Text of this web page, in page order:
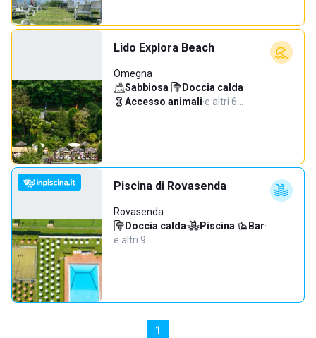
Lido Explora Beach
Omegna
Sabbiosa· Doccia calda·
Accesso animali·e altri 6…
Piscina di Rovasenda
Rovasenda
Doccia calda· Piscina· Bar·
e altri 9…
1